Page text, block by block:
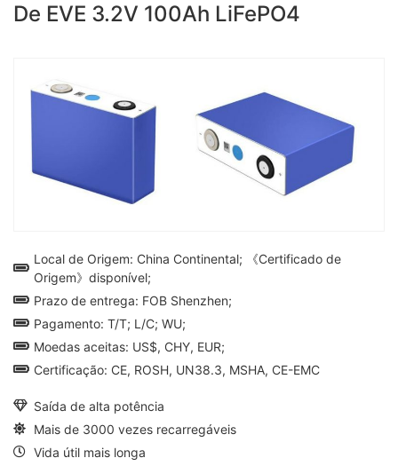
De EVE 3.2V 100Ah LiFePO4
Local de Origem: China Continental; 《Certificado de
Origem》disponível;
Prazo de entrega: FOB Shenzhen;
Pagamento: T/T; L/C; WU;
Moedas aceitas: US$, CHY, EUR;
Certificação: CE, ROSH, UN38.3, MSHA, CE-EMC
Saída de alta potência
Mais de 3000 vezes recarregáveis
Vida útil mais longa